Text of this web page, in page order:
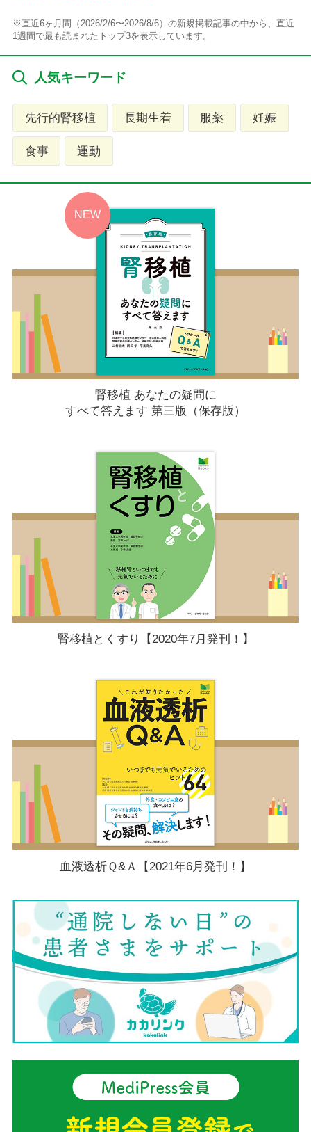
※直近6ヶ月間（2026/2/6〜2026/8/6）の新規掲載記事の中から、直近
1週間で最も読まれたトップ3を表示しています。
人気キーワード
先行的腎移植 長期生着 服薬 妊娠
食事 運動
腎移植 あなたの疑問に
すべて答えます 第三版（保存版）
腎移植とくすり【2020年7月発刊！】
血液透析Ｑ&Ａ【2021年6月発刊！】